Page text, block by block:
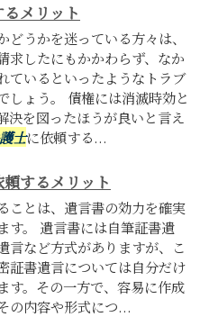
メリット
どうかを迷っている方々は、
求したにもかかわらず、なか
ているといったようなトラブ
しょう。 債権には消滅時効と
決を図ったほうが良いと言え
士に依頼する...
するメリット
ことは、遺言書の効力を確実
す。 遺言書には自筆証書遺
言など方式がありますが、こ
証書遺言については自分だけ
す。その一方で、容易に作成
の内容や形式につ...